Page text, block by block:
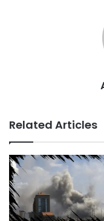
Related Articles